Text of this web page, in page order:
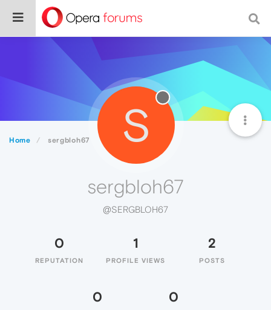
Home sergbloh67 S
sergbloh67
@SERGBLOH67
0
REPUTATION
1
PROFILE VIEWS
2
POSTS
0 0